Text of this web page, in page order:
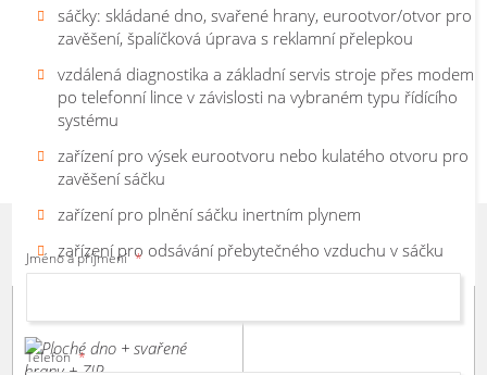
Typy sáčků: se skládaným dnem, se svařovanými
hranami, s eurootvorem, doplňkově tvořený špalíčkový
Tvorba sáčků: z role tepelně nebo impulsně
svařitelného obalového materiálu
Ostatní: plynulá změna délky sáčku, výkonu stroje,
předstihu dávky zboží
chybových hlášení na ovládacím panelu
uložení až 100 programů/parametrů
vzdálená diagnostika a základní servis a úprava
dno
odnosné
otvory
dno
+
Ploché
+
svařené
hrany
Váha: 800 kg
Výkon mechanický: do 80 sáčků/min.
Výkon s dávkováním:v závislosti na typu produktu a
velikosti dávky
sáčky: skládané dno, svařené hrany, eurootvor/otvor pro
zavěšení, špalíčková úprava s reklamní přelepkou
vzdálená diagnostika a základní servis stroje přes modem
po telefonní lince v závislosti na vybraném typu řídícího
systému
zařízení pro výsek eurootvoru nebo kulatého otvoru pro
zavěšení sáčku
zařízení pro plnění sáčku inertním plynem
zařízení pro odsávání přebytečného vzduchu v sáčku
Poradímvám s výběremvhodného
balicího zařízení anavrhnuřešení
na míru.
Ing. Petr Gregor- Obchodník
Jméno a příjmení *
Telefon *